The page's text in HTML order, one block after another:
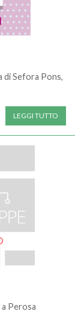
di Sefora Pons,
LEGGI TUTTO
Perosa